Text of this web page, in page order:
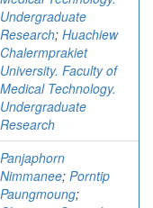
Undergraduate
Research; Huachiew
Chalermprakiet
University. Faculty of
Medical Technology.
Undergraduate
Research
Panjaphorn
Nimmanee; Porntip
Paungmoung;